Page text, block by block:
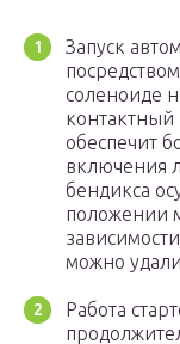
Запуск
соленоиде
контактный
обеспечит
включения
бендикса
положении
можно
Работа